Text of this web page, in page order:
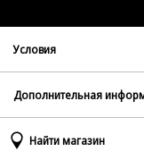
Условия
Политика
Оферта
Дополнительная
Доставка и оплата
Таблица размеров
Найти магазин